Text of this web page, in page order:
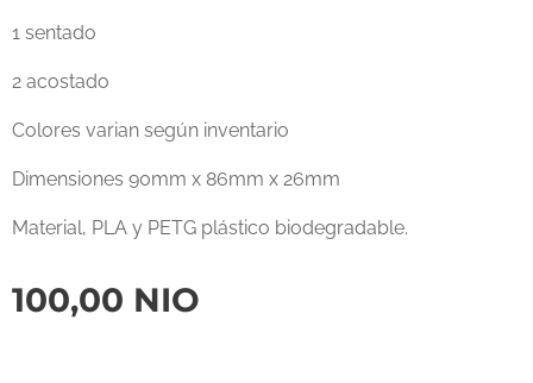
1 sentado
2 acostado
Colores varian según inventario
Dimensiones 90mm x 86mm x 26mm
Material, PLA y PETG plástico biodegradable.
100,00 NIO